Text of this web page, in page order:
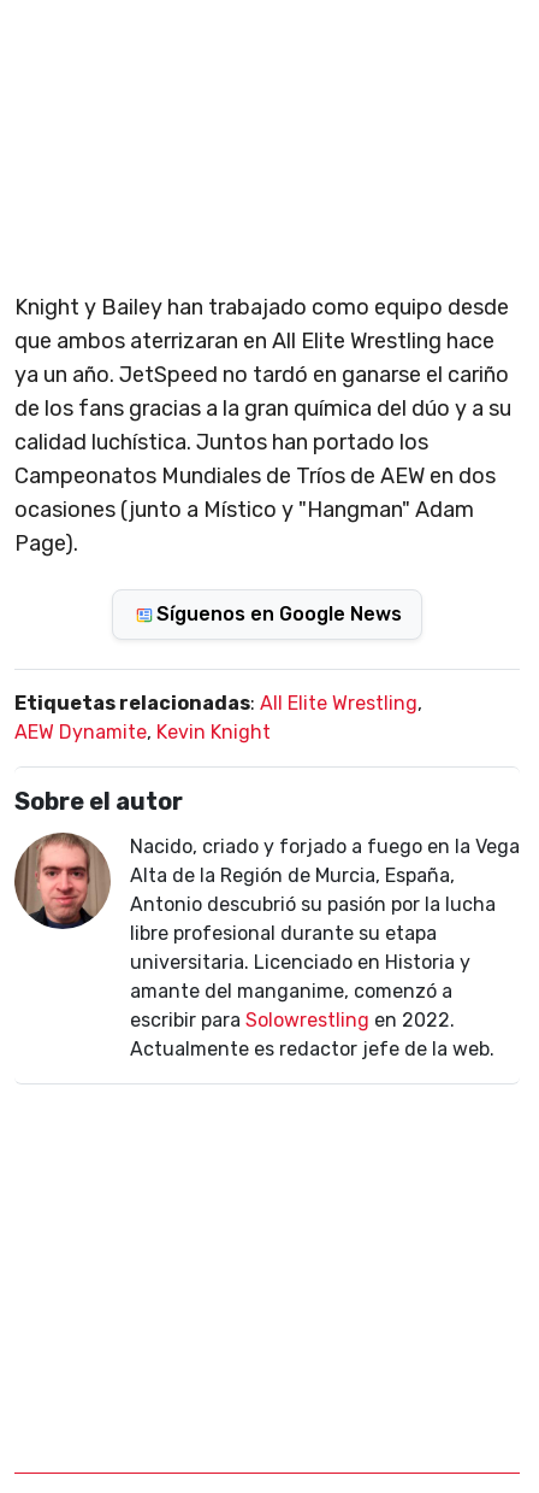
Knight y Bailey han trabajado como equipo desde
que ambos aterrizaran en All Elite Wrestling hace
ya un año. JetSpeed no tardó en ganarse el cariño
de los fans gracias a la gran química del dúo y a su
calidad luchística. Juntos han portado los
Campeonatos Mundiales de Tríos de AEW en dos
ocasiones (junto a Místico y "Hangman" Adam
Page).
Síguenos en Google News
Etiquetas relacionadas: All Elite Wrestling,
AEW Dynamite, Kevin Knight
Sobre el autor
Nacido, criado y forjado a fuego en la Vega
Alta de la Región de Murcia, España,
Antonio descubrió su pasión por la lucha
libre profesional durante su etapa
universitaria. Licenciado en Historia y
amante del manganime, comenzó a
escribir para Solowrestling en 2022.
Actualmente es redactor jefe de la web.